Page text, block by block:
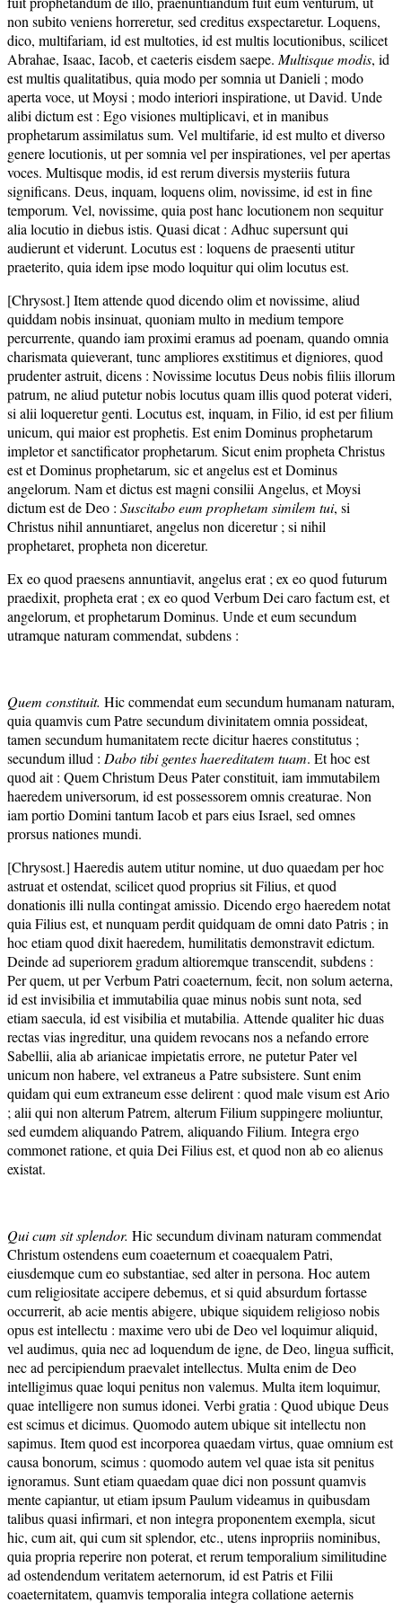
non subito veniens horreretur, sed creditus exspectaretur. Loquens,
dico, multifariam, id est multoties, id est multis locutionibus, scilicet
Abrahae, Isaac, Iacob, et caeteris eisdem saepe. Multisque modis, id
est multis qualitatibus, quia modo per somnia ut Danieli ; modo
aperta voce, ut Moysi ; modo interiori inspiratione, ut David. Unde
alibi dictum est : Ego visiones multiplicavi, et in manibus
prophetarum assimilatus sum. Vel multifarie, id est multo et diverso
genere locutionis, ut per somnia vel per inspirationes, vel per apertas
voces. Multisque modis, id est rerum diversis mysteriis futura
significans. Deus, inquam, loquens olim, novissime, id est in fine
temporum. Vel, novissime, quia post hanc locutionem non sequitur
alia locutio in diebus istis. Quasi dicat : Adhuc supersunt qui
audierunt et viderunt. Locutus est : loquens de praesenti utitur
praeterito, quia idem ipse modo loquitur qui olim locutus est.
[Chrysost.] Item attende quod dicendo olim et novissime, aliud
quiddam nobis insinuat, quoniam multo in medium tempore
percurrente, quando iam proximi eramus ad poenam, quando omnia
charismata quieverant, tunc ampliores exstitimus et digniores, quod
prudenter astruit, dicens : Novissime locutus Deus nobis filiis illorum
patrum, ne aliud putetur nobis locutus quam illis quod poterat videri,
si alii loqueretur genti. Locutus est, inquam, in Filio, id est per filium
unicum, qui maior est prophetis. Est enim Dominus prophetarum
impletor et sanctificator prophetarum. Sicut enim propheta Christus
est et Dominus prophetarum, sic et angelus est et Dominus
angelorum. Nam et dictus est magni consilii Angelus, et Moysi
dictum est de Deo : Suscitabo eum prophetam similem tui, si
Christus nihil annuntiaret, angelus non diceretur ; si nihil
prophetaret, propheta non diceretur.
Ex eo quod praesens annuntiavit, angelus erat ; ex eo quod futurum
praedixit, propheta erat ; ex eo quod Verbum Dei caro factum est, et
angelorum, et prophetarum Dominus. Unde et eum secundum
utramque naturam commendat, subdens :
Quem constituit. Hic commendat eum secundum humanam naturam,
quia quamvis cum Patre secundum divinitatem omnia possideat,
tamen secundum humanitatem recte dicitur haeres constitutus ;
secundum illud : Dabo tibi gentes haereditatem tuam. Et hoc est
quod ait : Quem Christum Deus Pater constituit, iam immutabilem
haeredem universorum, id est possessorem omnis creaturae. Non
iam portio Domini tantum Iacob et pars eius Israel, sed omnes
prorsus nationes mundi.
[Chrysost.] Haeredis autem utitur nomine, ut duo quaedam per hoc
astruat et ostendat, scilicet quod proprius sit Filius, et quod
donationis illi nulla contingat amissio. Dicendo ergo haeredem notat
quia Filius est, et nunquam perdit quidquam de omni dato Patris ; in
hoc etiam quod dixit haeredem, humilitatis demonstravit edictum.
Deinde ad superiorem gradum altioremque transcendit, subdens :
Per quem, ut per Verbum Patri coaeternum, fecit, non solum aeterna,
id est invisibilia et immutabilia quae minus nobis sunt nota, sed
etiam saecula, id est visibilia et mutabilia. Attende qualiter hic duas
rectas vias ingreditur, una quidem revocans nos a nefando errore
Sabellii, alia ab arianicae impietatis errore, ne putetur Pater vel
unicum non habere, vel extraneus a Patre subsistere. Sunt enim
quidam qui eum extraneum esse delirent : quod male visum est Ario
; alii qui non alterum Patrem, alterum Filium suppingere moliuntur,
sed eumdem aliquando Patrem, aliquando Filium. Integra ergo
commonet ratione, et quia Dei Filius est, et quod non ab eo alienus
existat.
Qui cum sit splendor. Hic secundum divinam naturam commendat
Christum ostendens eum coaeternum et coaequalem Patri,
eiusdemque cum eo substantiae, sed alter in persona. Hoc autem
cum religiositate accipere debemus, et si quid absurdum fortasse
occurrerit, ab acie mentis abigere, ubique siquidem religioso nobis
opus est intellectu : maxime vero ubi de Deo vel loquimur aliquid,
vel audimus, quia nec ad loquendum de igne, de Deo, lingua sufficit,
nec ad percipiendum praevalet intellectus. Multa enim de Deo
intelligimus quae loqui penitus non valemus. Multa item loquimur,
quae intelligere non sumus idonei. Verbi gratia : Quod ubique Deus
est scimus et dicimus. Quomodo autem ubique sit intellectu non
sapimus. Item quod est incorporea quaedam virtus, quae omnium est
causa bonorum, scimus : quomodo autem vel quae ista sit penitus
ignoramus. Sunt etiam quaedam quae dici non possunt quamvis
mente capiantur, ut etiam ipsum Paulum videamus in quibusdam
talibus quasi infirmari, et non integra proponentem exempla, sicut
hic, cum ait, qui cum sit splendor, etc., utens inpropriis nominibus,
quia propria reperire non poterat, et rerum temporalium similitudine
ad ostendendum veritatem aeternorum, id est Patris et Filii
coaeternitatem, quamvis temporalia integra collatione aeternis